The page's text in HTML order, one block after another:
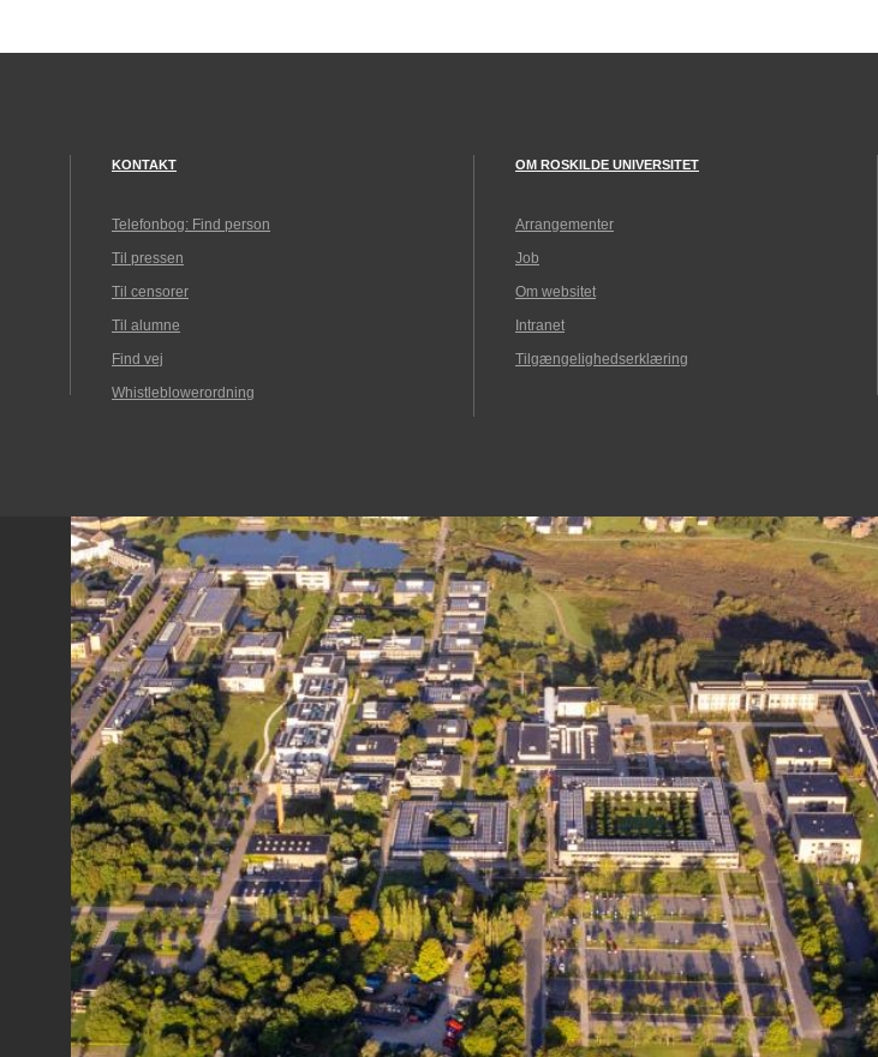
KONTAKT
Telefonbog: Find person
Til pressen
Til censorer
Til alumne
Find vej
Whistleblowerordning
OM ROSKILDE UNIVERSITET
Arrangementer
Job
Om websitet
Intranet
Tilgængelighedserklæring